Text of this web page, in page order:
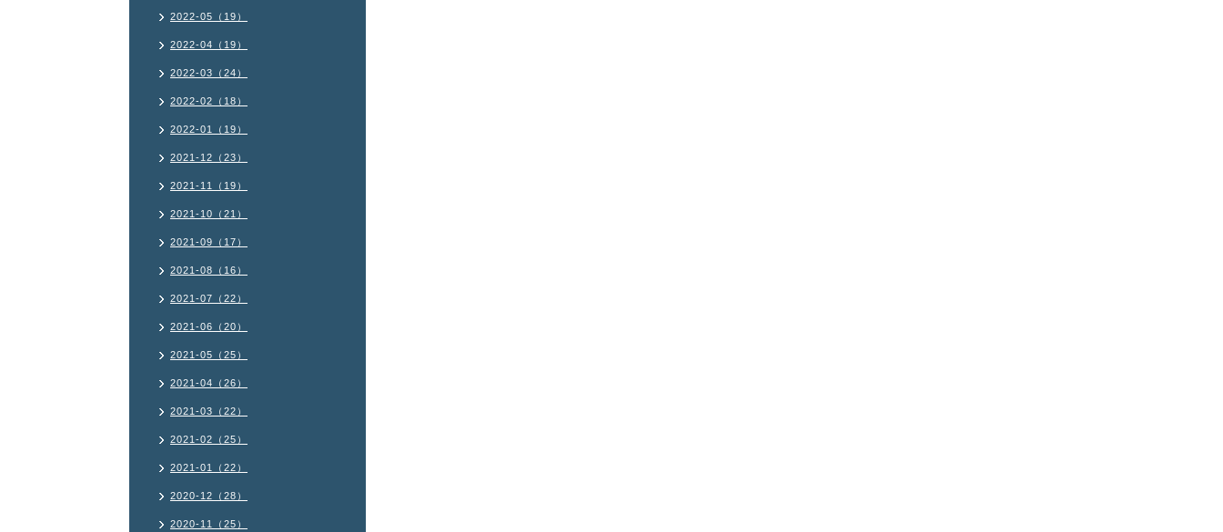
2022-05（19）
2022-04（19）
2022-03（24）
2022-02（18）
2022-01（19）
2021-12（23）
2021-11（19）
2021-10（21）
2021-09（17）
2021-08（16）
2021-07（22）
2021-06（20）
2021-05（25）
2021-04（26）
2021-03（22）
2021-02（25）
2021-01（22）
2020-12（28）
2020-11（25）